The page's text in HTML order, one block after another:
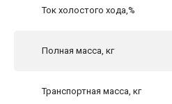
Ток холостого хода,%
Полная масса, кг
Транспортная масса, кг